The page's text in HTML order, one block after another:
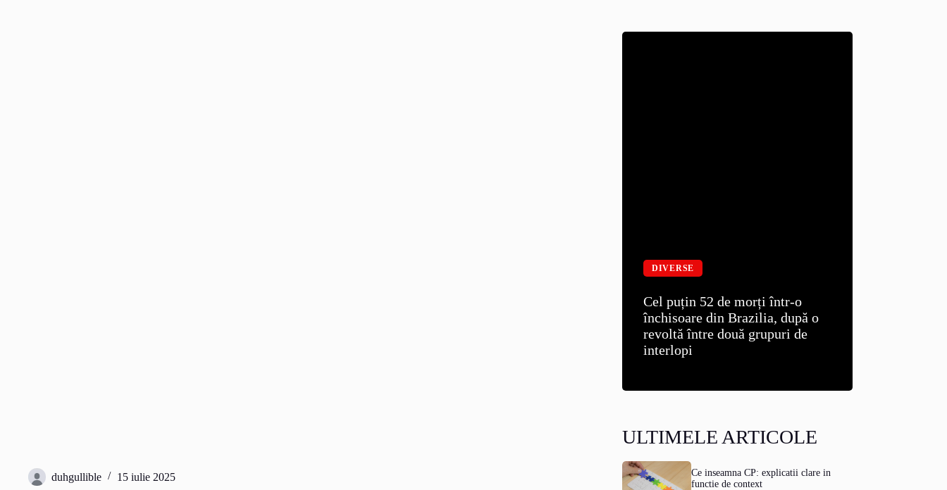
duhgullible 15 iulie 2025
DIVERSE
Cel puțin 52 de morți într-o
închisoare din Brazilia, după o
revoltă între două grupuri de
interlopi
ULTIMELE ARTICOLE
Ce inseamna CP: explicatii clare in
functie de context